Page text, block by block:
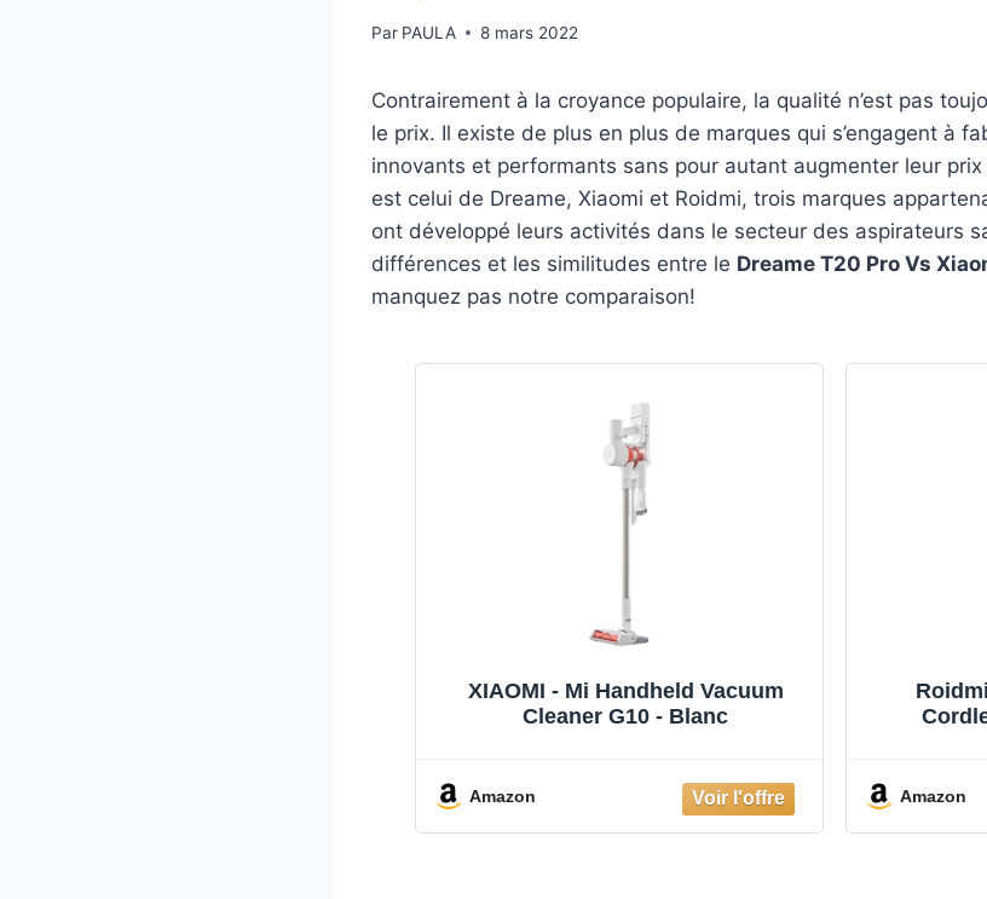
Par PAULA 8 mars 2022
Contrairement à la croyance populaire, la qualité n’est pas
le prix. Il existe de plus en plus de marques qui s’engagent à
innovants et performants sans pour autant augmenter leur
est celui de Dreame, Xiaomi et Roidmi, trois marques
ont développé leurs activités dans le secteur des aspirateurs
différences et les similitudes entre le Dreame T20 Pro Vs
manquez pas notre comparaison!
XIAOMI - Mi Handheld Vacuum
Cleaner G10 - Blanc
Amazon Amazon